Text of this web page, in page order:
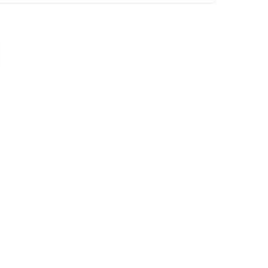
AO IMÓVEL! Igor Maruca CRECI - 233.198 F
- 162.753 F
m² de tereno; 📌 Aproximadamente 200 m² de